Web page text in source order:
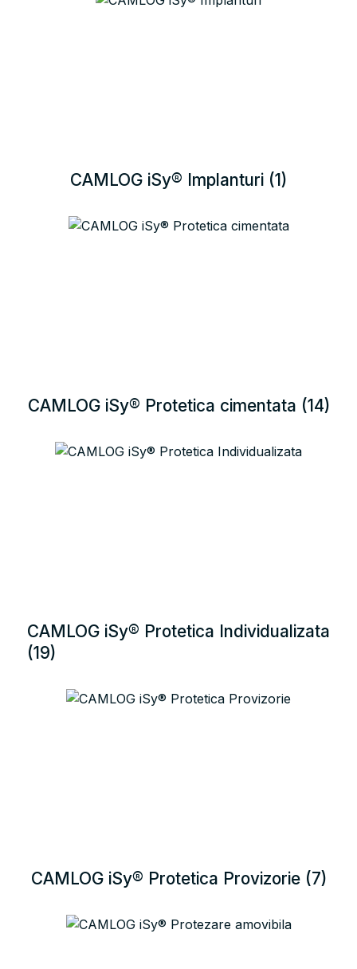
CAMLOG iSy® Implanturi (1)
CAMLOG iSy® Protetica cimentata (14)
CAMLOG iSy® Protetica Individualizata
(19)
CAMLOG iSy® Protetica Provizorie (7)